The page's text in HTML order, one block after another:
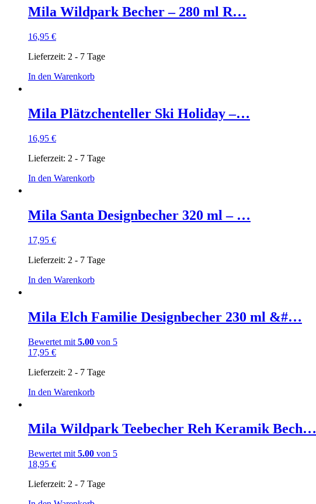
werden
Mila Wildpark Becher – 280 ml R…
16,95 €
Lieferzeit: 2 - 7 Tage
In den Warenkorb
Mila Plätzchenteller Ski Holiday –…
16,95 €
Lieferzeit: 2 - 7 Tage
In den Warenkorb
Mila Santa Designbecher 320 ml – …
17,95 €
Lieferzeit: 2 - 7 Tage
In den Warenkorb
Mila Elch Familie Designbecher 230 ml &#…
Bewertet mit 5.00 von 5
17,95 €
Lieferzeit: 2 - 7 Tage
In den Warenkorb
Mila Wildpark Teebecher Reh Keramik Bech…
Bewertet mit 5.00 von 5
18,95 €
Lieferzeit: 2 - 7 Tage